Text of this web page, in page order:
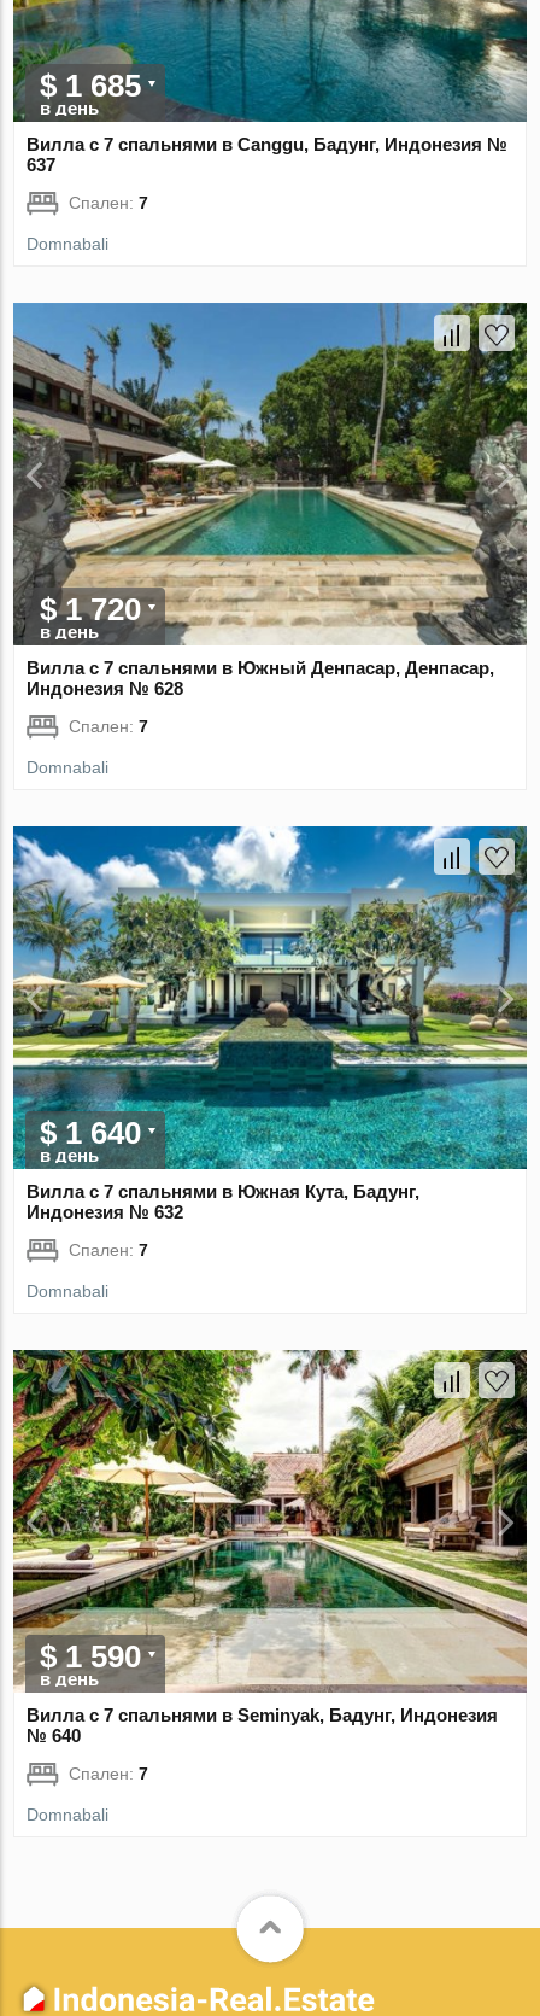
$ 1 685
в день
Вилла с 7 спальнями в Canggu, Бадунг, Индонезия №
637
Спален:7
Domnabali
$ 1 720
в день
Вилла с 7 спальнями в Южный Денпасар, Денпасар,
Индонезия № 628
Спален:7
Domnabali
$ 1 640
в день
Вилла с 7 спальнями в Южная Кута, Бадунг,
Индонезия № 632
Спален:7
Domnabali
$ 1 590
в день
Вилла с 7 спальнями в Seminyak, Бадунг, Индонезия
№ 640
Спален:7
Domnabali